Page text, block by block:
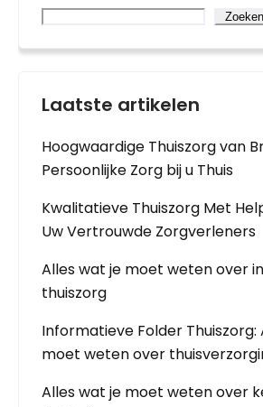
Zoeken
Laatste artikelen
Hoogwaardige Thuiszorg van
Persoonlijke Zorg bij u Thuis
Kwalitatieve Thuiszorg Met
Uw Vertrouwde Zorgverleners
Alles wat je moet weten over
thuiszorg
Informatieve Folder Thuiszorg:
moet weten over
Alles wat je moet weten over